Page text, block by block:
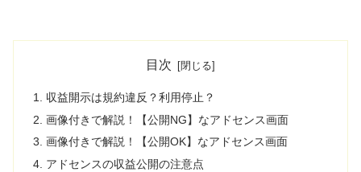
目次
収益開示は規約違反？利用停止？
画像付きで解説！【公開NG】なアドセンス画面
画像付きで解説！【公開OK】なアドセンス画面
アドセンスの収益公開の注意点